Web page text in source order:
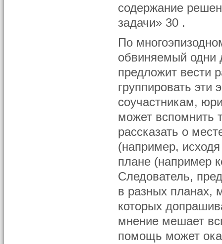
содержание
задачи» 30 .
По
обвиняемый одни
предложит вести
группировать
соучастникам,
может вспомнить
рассказать о
(например,
плане (например
Следователь,
в разных планах,
которых
мнение мешает
помощь может